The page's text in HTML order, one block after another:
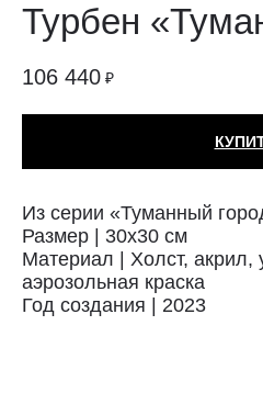
Турбен
106 440 ₽
Из серии «Туманный
Размер | 30х30 см
Материал | Холст, акрил,
аэрозольная краска
Год создания | 2023